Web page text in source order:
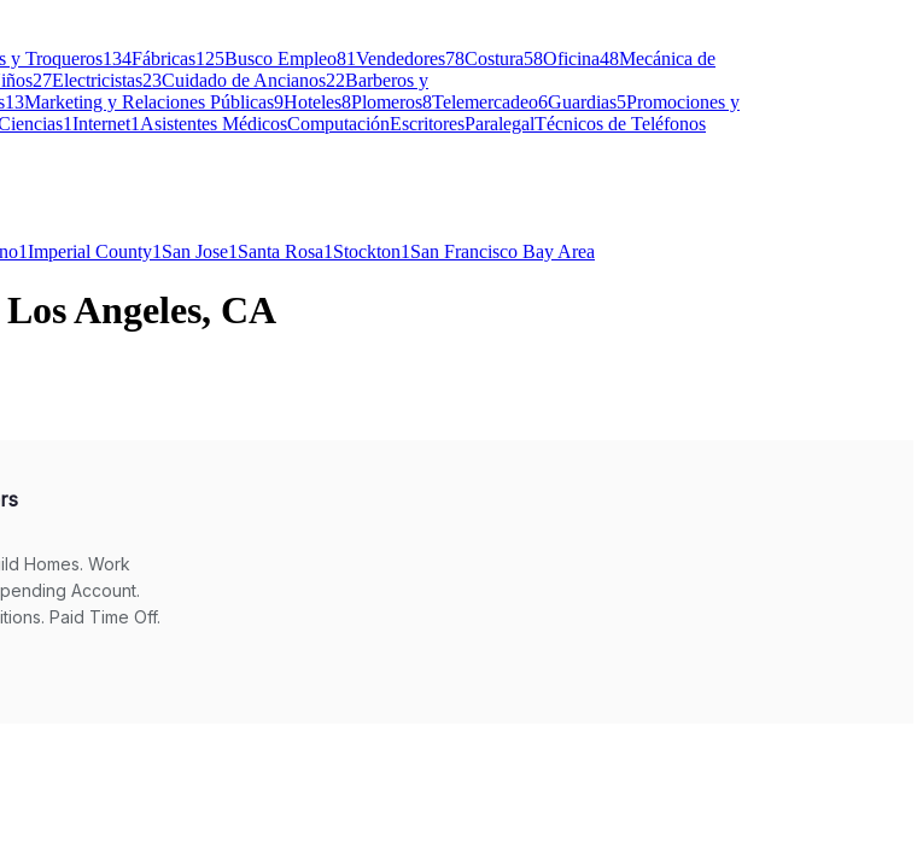
y Troqueros134Fábricas125Busco Empleo81Vendedores78Costura58Oficina48Mecánica de
27Electricistas23Cuidado de Ancianos22Barberos y
13Marketing y Relaciones Públicas9Hoteles8Plomeros8Telemercadeo6Guardias5Promociones y
1Internet1Asistentes MédicosComputaciónEscritoresParalegalTécnicos de Teléfonos
1Imperial County1 San Jose1 Santa Rosa1 Stockton1 San Francisco Bay Area
Angeles, CA